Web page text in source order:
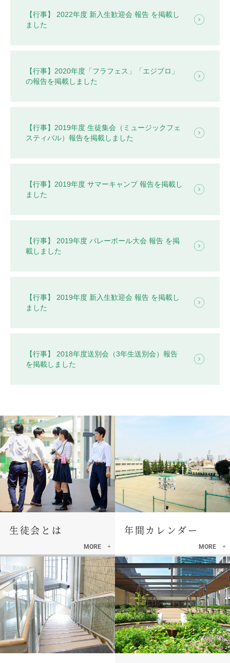
緊急・災害時の対応
ご支援をお考えの方へ
このサイトについて
【行事】 2022年度 新入生歓迎会 報告 を掲載し
ました
【行事】2020年度「フラフェス」「エジプロ」
の報告を掲載しました
【行事】2019年度 生徒集会（ミュージックフェ
スティバル）報告を掲載しました
【行事】2019年度 サマーキャンプ 報告を掲載し
ました
【行事】 2019年度 バレーボール大会 報告 を掲
載しました
【行事】 2019年度 新入生歓迎会 報告 を掲載し
ました
【行事】 2018年度送別会（3年生送別会）報告
を掲載しました
生徒会とは
MORE
年間カレンダー
MORE